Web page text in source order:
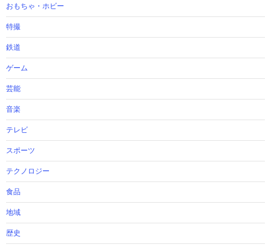
おもちゃ・ホビー
特撮
鉄道
ゲーム
芸能
音楽
テレビ
スポーツ
テクノロジー
食品
地域
歴史